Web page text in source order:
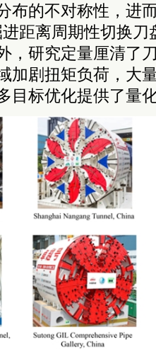
布的不对称性，进
距离周期性切换刀
，研究定量厘清了
加剧扭矩负荷，大
目标优化提供了量